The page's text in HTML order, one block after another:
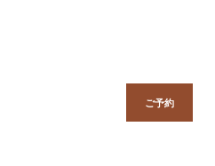
ご予約